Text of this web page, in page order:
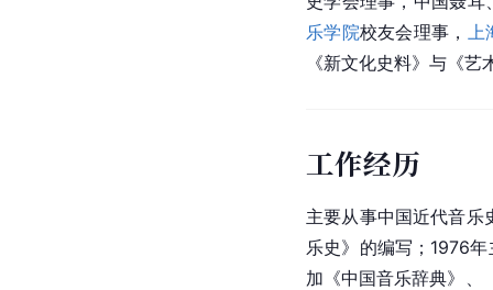
乐学院校友会理事，
《新文化史料》与《艺
工作经历
主要从事中国近代音乐
乐史》的编写；1976
加《中国音乐辞典》、